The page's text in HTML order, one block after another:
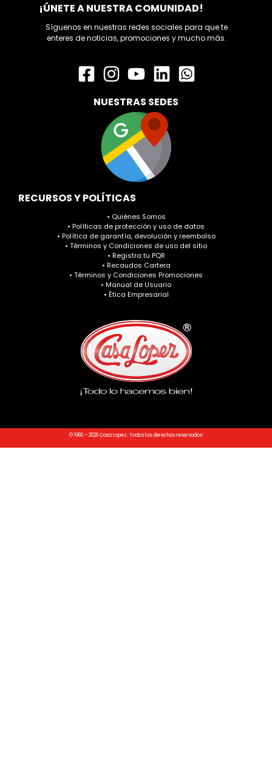
¡ÚNETE A NUESTRA COMUNIDAD!
Síguenos en nuestras redes sociales para que te
enteres de noticias, promociones y mucho más.
NUESTRAS SEDES
RECURSOS Y POLÍTICAS
• Quiénes Somos
• Políticas de protección y uso de datos
• Política de garantía, devolución y reembolso
• Términos y Condiciones de uso del sitio
• Registra tu PQR
• Recaudos Cartera
• Términos y Condiciones Promociones
• Manual de Usuario
• Ética Empresarial
© 1960 – 2026 Casa Lopez. Todos los derechos reservados.